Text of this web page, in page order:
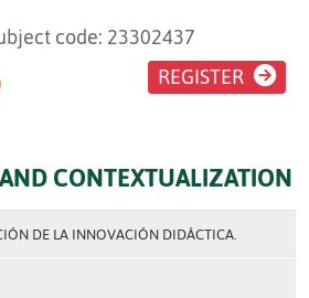
code: 23302437
REGISTER
CONTEXTUALIZATION
DE LA INNOVACIÓN DIDÁCTICA.